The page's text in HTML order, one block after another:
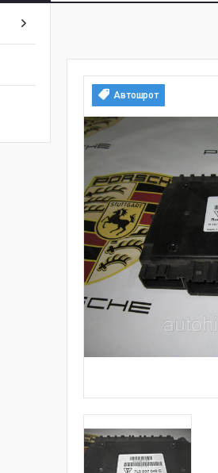
Автошрот